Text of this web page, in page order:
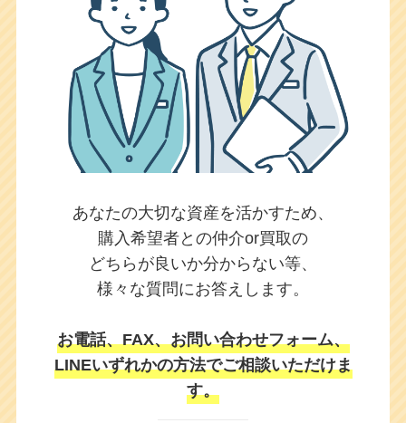
あなたの大切な資産を活かすため、
購入希望者との仲介or買取の
どちらが良いか分からない等、
様々な質問にお答えします。
お電話、FAX、お問い合わせフォーム、
LINEいずれかの方法でご相談いただけま
す。